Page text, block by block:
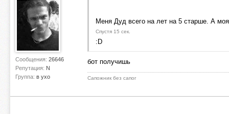
Сообщения: 26646
Репутация: N
Группа: в ухо
Меня Дуд всего на лет на 5 старше. А
Спустя 15 сек.
:D
бот получишь
Сапожник без сапог